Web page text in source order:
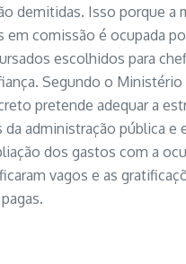
demitidas. Isso porque a
em comissão é ocupada
escolhidos para
Segundo o Ministério
pretende adequar a
da administração pública e
dos gastos com a
vagos e as